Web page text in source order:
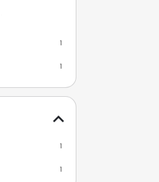
1
1
1
1